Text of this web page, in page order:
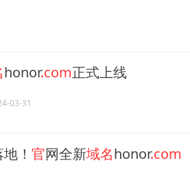
honor.com正式上线
03-31
！ 官网全新域名honor.com